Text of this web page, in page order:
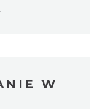
W